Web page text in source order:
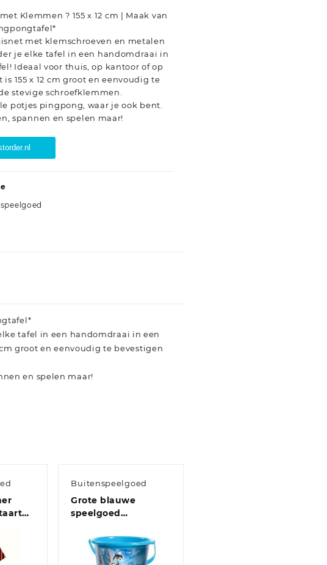
Klemmen ? 155 x 12 cm | Maak van
met klemschroeven en metalen
je elke tafel in een handomdraai in
Ideaal voor thuis, op kantoor of op
155 x 12 cm groot en eenvoudig te
stevige schroefklemmen.
potjes pingpong, waar je ook bent.
spannen en spelen maar!
tafel in een handomdraai in een
groot en eenvoudig te bevestigen
en spelen maar!
Buitenspeelgoed
Grote blauwe
speelgoed
oceaandieren